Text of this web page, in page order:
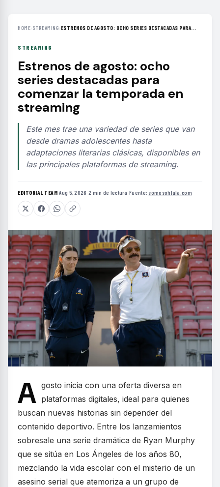
HOME› STREAMING› ESTRENOS DE AGOSTO: OCHO SERIES DESTACADAS PARA...
STREAMING
Estrenos de agosto: ocho
series destacadas para
comenzar la temporada en
streaming
Este mes trae una variedad de series que van
desde dramas adolescentes hasta
adaptaciones literarias clásicas, disponibles en
las principales plataformas de streaming.
EDITORIAL TEAM·Aug 5, 2026 ·2 min de lectura ·Fuente: somosohlala.com
A gosto inicia con una oferta diversa en
plataformas digitales, ideal para quienes
buscan nuevas historias sin depender del
contenido deportivo. Entre los lanzamientos
sobresale una serie dramática de Ryan Murphy
que se sitúa en Los Ángeles de los años 80,
mezclando la vida escolar con el misterio de un
asesino serial que atemoriza a un grupo de